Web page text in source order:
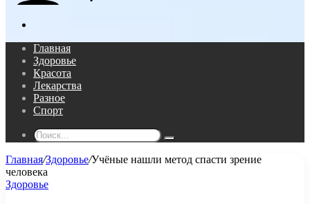
Главная
Здоровье
Красота
Лекарства
Разное
Спорт
Поиск...
Главная/Здоровье/Учёные нашли метод спасти зрение
человека
Здоровье